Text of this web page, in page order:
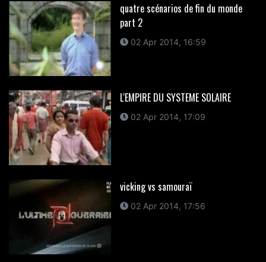
quatre scénarios de fin du monde
part 2
02 Apr 2014, 16:59
L'EMPIRE DU SYSTEME SOLAIRE
02 Apr 2014, 17:09
vicking vs samouraï
02 Apr 2014, 17:56